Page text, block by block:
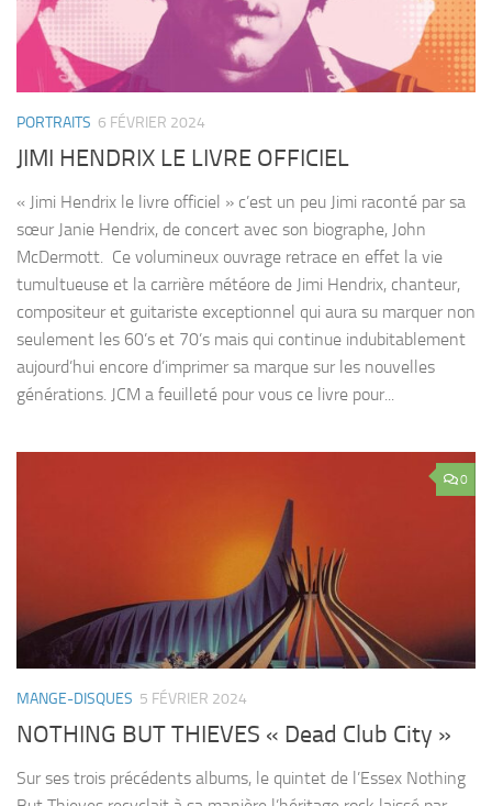
PORTRAITS 6 FÉVRIER 2024
JIMI HENDRIX LE LIVRE OFFICIEL
« Jimi Hendrix le livre officiel » c’est un peu Jimi raconté par sa
sœur Janie Hendrix, de concert avec son biographe, John
McDermott. Ce volumineux ouvrage retrace en effet la vie
tumultueuse et la carrière météore de Jimi Hendrix, chanteur,
compositeur et guitariste exceptionnel qui aura su marquer non
seulement les 60’s et 70’s mais qui continue indubitablement
aujourd’hui encore d’imprimer sa marque sur les nouvelles
générations. JCM a feuilleté pour vous ce livre pour...
0
MANGE-DISQUES 5 FÉVRIER 2024
NOTHING BUT THIEVES « Dead Club City »
Sur ses trois précédents albums, le quintet de l’Essex Nothing